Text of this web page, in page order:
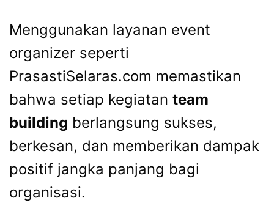
Menggunakan layanan event
organizer seperti
PrasastiSelaras.com memastikan
bahwa setiap kegiatan team
building berlangsung sukses,
berkesan, dan memberikan dampak
positif jangka panjang bagi
organisasi.